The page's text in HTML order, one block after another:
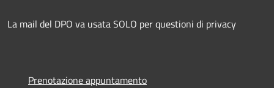
La mail del DPO va usata SOLO per questioni di privacy
Prenotazione appuntamento